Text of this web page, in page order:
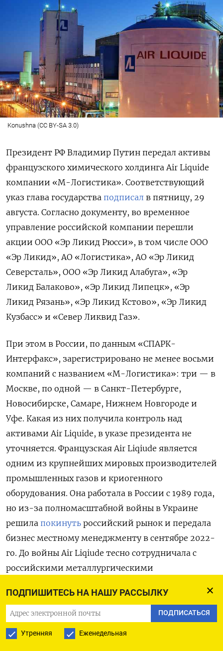
ПОДПИШИТЕСЬ НА НАШУ РАССЫЛКУ
ПОДПИСАТЬСЯ
Утренняя Еженедельная
Konushna (CC BY-SA 3.0)
Президент РФ Владимир Путин передал активы
французского химического холдинга Air Liquide
компании «М-Логистика». Соответствующий
указ глава государства подписал в пятницу, 29
августа. Согласно документу, во временное
управление российской компании перешли
акции ООО «Эр Ликид Рюсси», в том числе ООО
«Эр Ликид», АО «Логистика», АО «Эр Ликид
Северсталь», ООО «Эр Ликид Алабуга», «Эр
Ликид Балаково», «Эр Ликид Липецк», «Эр
Ликид Рязань», «Эр Ликид Кстово», «Эр Ликид
Кузбасс» и «Север Ликвид Газ».
При этом в России, по данным «СПАРК-
Интерфакс», зарегистрировано не менее восьми
компаний с названием «М-Логистика»: три — в
Москве, по одной — в Санкт-Петербурге,
Новосибирске, Самаре, Нижнем Новгороде и
Уфе. Какая из них получила контроль над
активами Air Liquide, в указе президента не
уточняется. Французская Air Liqiude является
одним из крупнейших мировых производителей
промышленных газов и криогенного
оборудования. Она работала в России с 1989 года,
но из-за полномасштабной войны в Украине
решила покинуть российский рынок и передала
бизнес местному менеджменту в сентябре 2022-
го. До войны Air Liqiude тесно сотрудничала с
российскими металлургическими
«Металлоинвестом» и «Северсталью».
Активы многих зарубежных компаний в России
после начала военных действий в Украине